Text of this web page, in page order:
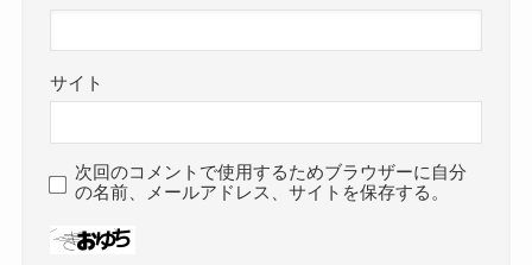
サイト
次回のコメントで使用するためブラウザーに自分
の名前、メールアドレス、サイトを保存する。